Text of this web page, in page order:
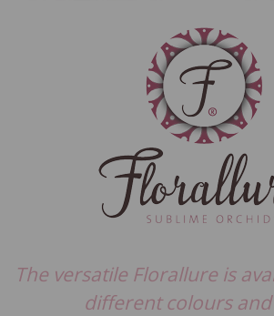
The versatile Florallure is
different colours and